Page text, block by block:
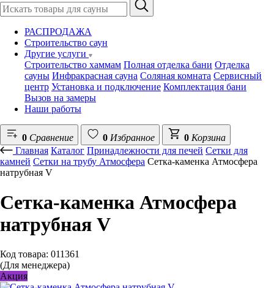
РАСПРОДАЖА
Строительство саун
Другие услуги
Строительство хаммам Полная отделка бани Отделка
сауны Инфракрасная сауна Соляная комната Сервисный
центр Установка и подключение Комплектация бани
Вызов на замеры
Наши работы
0 Сравнение 0 Избранное 0 Корзина
Главная Каталог Принадлежности для печей Сетки для
камней Сетки на трубу Атмосфера Сетка-каменка Атмосфера
натрубная V
Сетка-каменка Атмосфера
натрубная V
Код товара: 011361
(Для менеджера)
Акция